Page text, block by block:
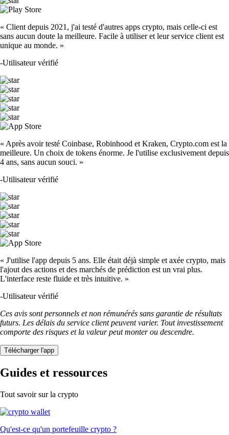
« Client depuis 2021, j'ai testé d'autres apps crypto, mais celle-ci est
sans aucun doute la meilleure. Facile à utiliser et leur service client est
unique au monde. »
-Utilisateur vérifié
« Après avoir testé Coinbase, Robinhood et Kraken, Crypto.com est la
meilleure. Un choix de tokens énorme. Je l'utilise exclusivement depuis
4 ans, sans aucun souci. »
-Utilisateur vérifié
« J'utilise l'app depuis 5 ans. Elle était déjà simple et axée crypto, mais
l'ajout des actions et des marchés de prédiction est un vrai plus.
L'interface reste fluide et très intuitive. »
-Utilisateur vérifié
Ces avis sont personnels et non rémunérés sans garantie de résultats
futurs. Les délais du service client peuvent varier. Tout investissement
comporte des risques et la valeur peut monter ou descendre.
Télécharger l'app
Guides et ressources
Tout savoir sur la crypto
Qu'est-ce qu'un portefeuille crypto ?